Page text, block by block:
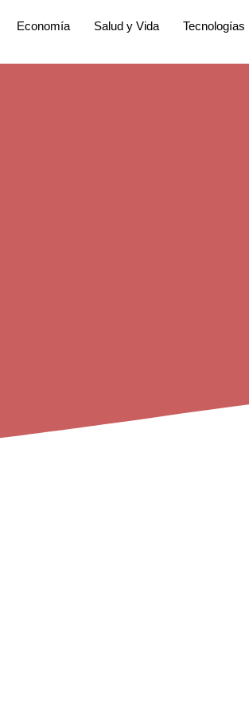
Economía Salud y Vida Tecnologías